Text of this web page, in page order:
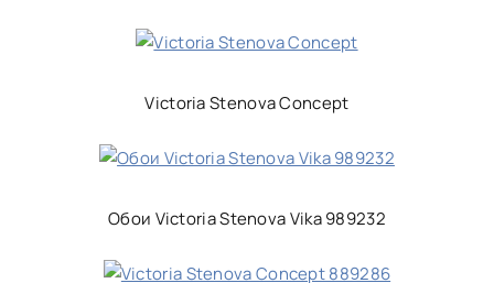
Victoria Stenova Concept
Обои Victoria Stenova Vika 989232